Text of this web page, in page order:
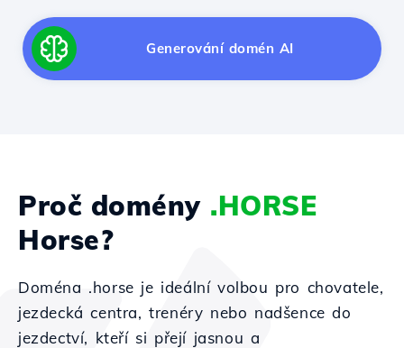
Generování domén AI
Proč domény .HORSE
Horse?
Doména .horse je ideální volbou pro chovatele,
jezdecká centra, trenéry nebo nadšence do
jezdectví, kteří si přejí jasnou a